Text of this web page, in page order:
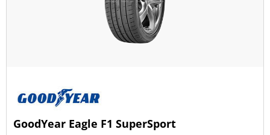
GoodYear Eagle F1 SuperSport